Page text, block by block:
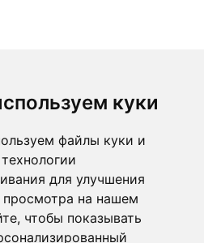
куки
файлы куки и
для улучшения
просмотра на нашем
чтобы показывать
ответственностью
г. Минск, пр-т Газеты
66 63
.